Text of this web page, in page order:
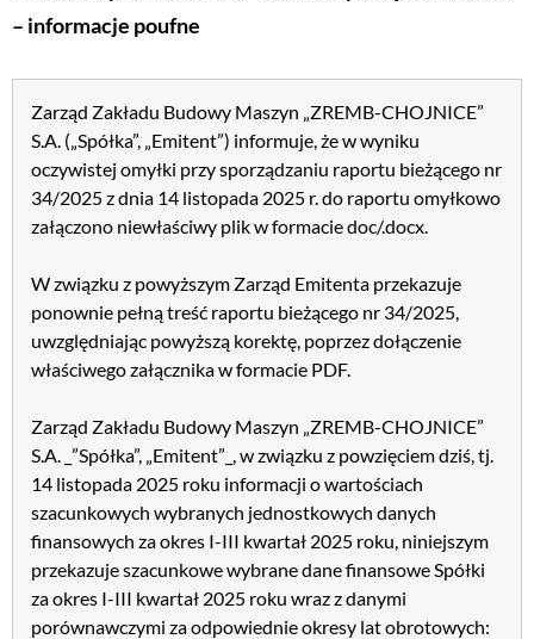
– informacje poufne
Zarząd Zakładu Budowy Maszyn „ZREMB-CHOJNICE”
S.A. („Spółka”, „Emitent”) informuje, że w wyniku
oczywistej omyłki przy sporządzaniu raportu bieżącego nr
34/2025 z dnia 14 listopada 2025 r. do raportu omyłkowo
załączono niewłaściwy plik w formacie doc/.docx.
W związku z powyższym Zarząd Emitenta przekazuje
ponownie pełną treść raportu bieżącego nr 34/2025,
uwzględniając powyższą korektę, poprzez dołączenie
właściwego załącznika w formacie PDF.
Zarząd Zakładu Budowy Maszyn „ZREMB-CHOJNICE”
S.A. _”Spółka”, „Emitent”_, w związku z powzięciem dziś, tj.
14 listopada 2025 roku informacji o wartościach
szacunkowych wybranych jednostkowych danych
finansowych za okres I-III kwartał 2025 roku, niniejszym
przekazuje szacunkowe wybrane dane finansowe Spółki
za okres I-III kwartał 2025 roku wraz z danymi
porównawczymi za odpowiednie okresy lat obrotowych: